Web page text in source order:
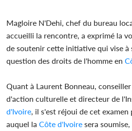
Magloire N'Dehi, chef du bureau
accueilli la rencontre, a exprimé la
de soutenir cette initiative qui vise à
question des droits de l'homme en
Quant à Laurent Bonneau,
d'action culturelle et directeur de
d'Ivoire , il s'est réjoui de cet
auquel laCôte d'Ivoire sera